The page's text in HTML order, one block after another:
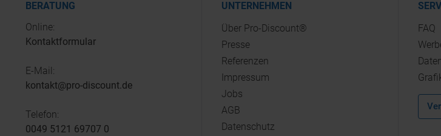
BERATUNG
Online:
Kontaktformular
E-Mail:
kontakt@pro-discount.de
Telefon:
0049 5121 69707 0
UNTERNEHMEN
Über Pro-Discount®
Presse
Referenzen
Impressum
Jobs
AGB
Datenschutz
FAQ